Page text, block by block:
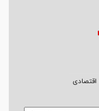
اقتصادی